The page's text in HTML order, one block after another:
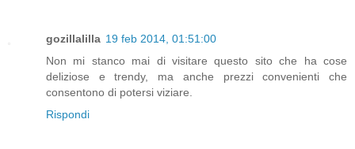
gozillalilla 19 feb 2014, 01:51:00
Non mi stanco mai di visitare questo sito che ha cose
deliziose e trendy, ma anche prezzi convenienti che
consentono di potersi viziare.
Rispondi